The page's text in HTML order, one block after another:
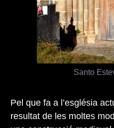
Santo
Pel que fa a l’església
resultat de les moltes